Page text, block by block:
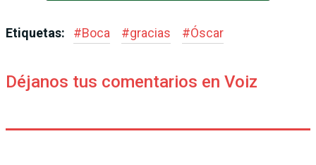
Etiquetas: #Boca #gracias #Óscar
Déjanos tus comentarios en Voiz